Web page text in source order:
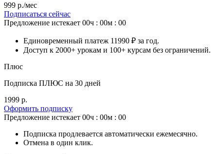
999 р./мес
Подписаться сейчас
Предложение истекает 00ч : 00м : 00
Единовременный платеж 11990 ₽ за год.
Доступ к 2000+ урокам и 100+ курсам без ограничений.
Плюс
Подписка ПЛЮС на 30 дней
1999 р.
Оформить подписку
Предложение истекает 00ч : 00м : 00
Подписка продлевается автоматически ежемесячно.
Отмена в один клик.